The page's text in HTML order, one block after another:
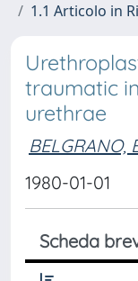
1.1 Articolo in
traumatic
urethrae
BELGRANO,
1980-01-01
Scheda